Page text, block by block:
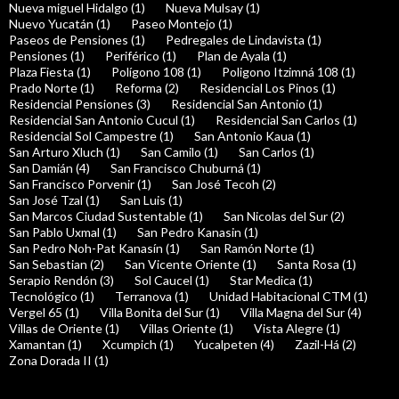
Nueva miguel Hidalgo (1)
Nueva Mulsay (1)
Nuevo Yucatán (1)
Paseo Montejo (1)
Paseos de Pensiones (1)
Pedregales de Lindavista (1)
Pensiones (1)
Periférico (1)
Plan de Ayala (1)
Plaza Fiesta (1)
Polígono 108 (1)
Poligono Itzimná 108 (1)
Prado Norte (1)
Reforma (2)
Residencial Los Pinos (1)
Residencial Pensiones (3)
Residencial San Antonio (1)
Residencial San Antonio Cucul (1)
Residencial San Carlos (1)
Residencial Sol Campestre (1)
San Antonio Kaua (1)
San Arturo Xluch (1)
San Camilo (1)
San Carlos (1)
San Damián (4)
San Francisco Chuburná (1)
San Francisco Porvenir (1)
San José Tecoh (2)
San José Tzal (1)
San Luis (1)
San Marcos Ciudad Sustentable (1)
San Nicolas del Sur (2)
San Pablo Uxmal (1)
San Pedro Kanasin (1)
San Pedro Noh-Pat Kanasín (1)
San Ramón Norte (1)
San Sebastian (2)
San Vicente Oriente (1)
Santa Rosa (1)
Serapio Rendón (3)
Sol Caucel (1)
Star Medica (1)
Tecnológico (1)
Terranova (1)
Unidad Habitacional CTM (1)
Vergel 65 (1)
Villa Bonita del Sur (1)
Villa Magna del Sur (4)
Villas de Oriente (1)
Villas Oriente (1)
Vista Alegre (1)
Xamantan (1)
Xcumpich (1) Yucalpeten (4)
Zazil-Há (2)
Zona Dorada II (1)